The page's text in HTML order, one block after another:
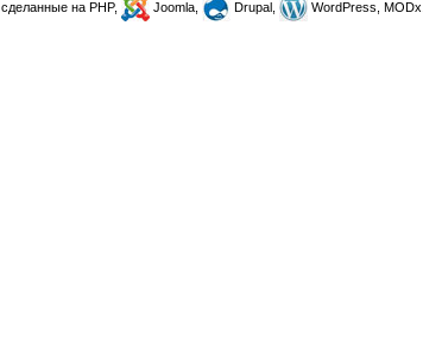
, сделанные на PHP, Joomla, Drupal, WordPress, MODx.